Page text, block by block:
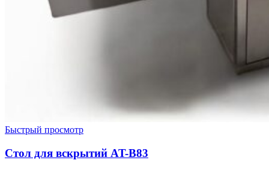
Быстрый просмотр
Стол для вскрытий AT-B83